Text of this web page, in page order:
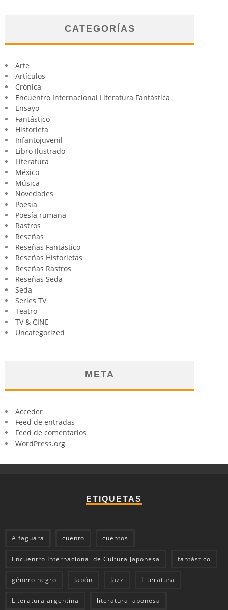
CATEGORÍAS
Arte
Artículos
Crónica
Encuentro Internacional Literatura Fantástica
Ensayo
Fantástico
Historieta
Infantojuvenil
Libro Ilustrado
Literatura
México
Música
Novedades
Poesia
Poesía rumana
Rastros
Reseñas
Reseñas Fantástico
Reseñas Historietas
Reseñas Rastros
Reseñas Seda
Seda
Series TV
Teatro
TV & CINE
Uncategorized
META
Acceder
Feed de entradas
Feed de comentarios
WordPress.org
ETIQUETAS
Alfaguara cuento cuentos
Encuentro Internacional de Cultura Japonesa fantástico
género negro Japón Jazz Literatura
Literatura argentina literatura japonesa